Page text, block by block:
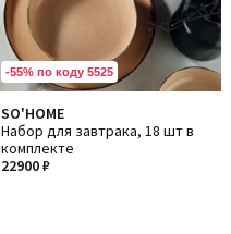
-55% по коду 5525
SO'HOME
Набор для завтрака, 18 шт в
комплекте
22900 ₽